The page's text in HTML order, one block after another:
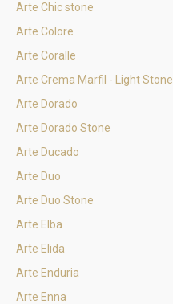
Arte Chic stone
Arte Colore
Arte Coralle
Arte Crema Marfil - Light Stone
Arte Dorado
Arte Dorado Stone
Arte Ducado
Arte Duo
Arte Duo Stone
Arte Elba
Arte Elida
Arte Enduria
Arte Enna